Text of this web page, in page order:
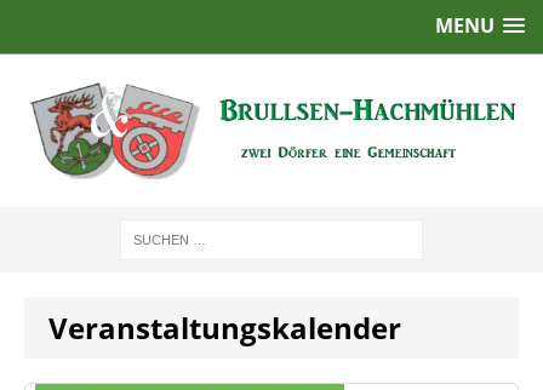
MENU
Veranstaltungskalender
2:00
5:00